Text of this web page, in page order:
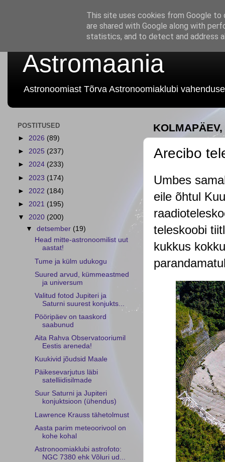
Astromaania
Astronoomiast Tõrva Astronoomiaklubi
Arecibo
Umbes
eile õhtul
teleskoobi
kukkus
POSTITUSED
► 2026 (89)
► 2025 (237)
► 2024 (233)
► 2023 (174)
► 2022 (184)
► 2021 (195)
▼ 2020 (200)
▼detsember (19)
Head mitte-astronoomilist uut
aastat!
Tume ja külm udukogu
Suured arvud, kümmeastmed
ja universum
Valitud fotod Jupiteri ja
Saturni suurest konjukts...
Pööripäev on taaskord
saabunud
Aita Rahva Observatooriumil
Eestis areneda!
Kuukivid jõudsid Maale
Päikesevarjutus läbi
satelliidisilmade
Suur Saturni ja Jupiteri
konjuktsioon (ühendus)
Lawrence Krauss tähetolmust
Aasta parim meteoorivool on
kohe kohal
Astronoomiaklubi astrofoto:
NGC 7380 ehk Võluri ud...
This site uses cookies from Google to
are shared with Google along with
statistics, and to detect and address